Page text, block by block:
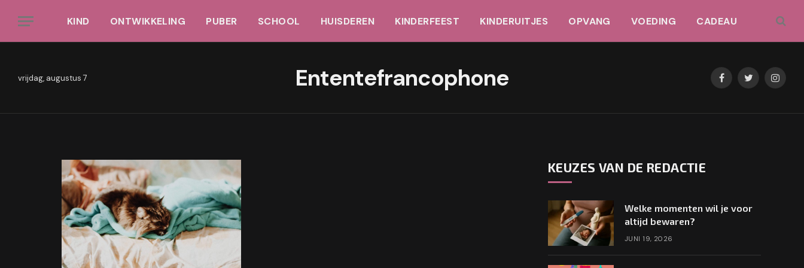
KIND ONTWIKKELING PUBER SCHOOL HUISDEREN KINDERFEEST KINDERUITJES OPVANG VOEDING CADEAU
vrijdag, augustus 7 Ententefrancophone FacebookTwitter
2560×1440
BY CHRIS FEBRUARI 3, 2021 UPDATED: FEBRUARI 5, 2023 GEEN REACTIES 1 MIN READ
KEUZES VAN DE REDACTIE
Welke momenten wil je voor
altijd bewaren?
JUNI 19, 2026